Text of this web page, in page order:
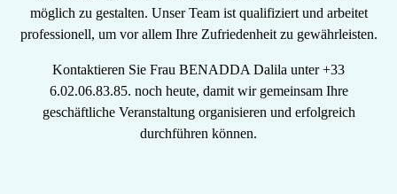
möglich zu gestalten. Unser Team ist qualifiziert und arbeitet
professionell, um vor allem Ihre Zufriedenheit zu gewährleisten.
Kontaktieren Sie Frau BENADDA Dalila unter+33
6.02.06.83.85. noch heute, damit wir gemeinsam Ihre
geschäftliche Veranstaltung organisieren und erfolgreich
durchführen können.